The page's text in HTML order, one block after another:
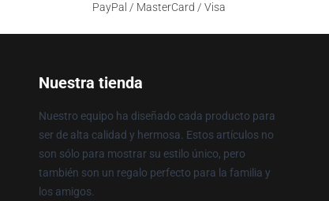
PayPal / MasterCard / Visa
Nuestra tienda
Nuestro equipo ha diseñado cada producto para
ser de alta calidad y hermosa. Estos artículos no
son sólo para mostrar su estilo único, pero
también son un regalo perfecto para la familia y
los amigos.